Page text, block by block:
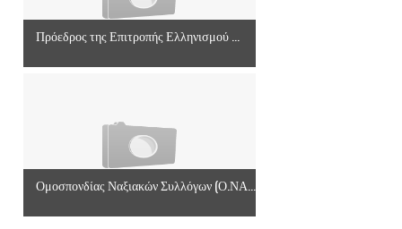
Πρόεδρος της Επιτροπής Ελληνισμού ...
Ομοσπονδίας Ναξιακών Συλλόγων (Ο.ΝΑ...